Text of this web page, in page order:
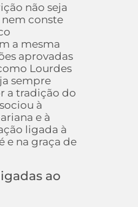
não seja
conste
a mesma
aprovadas
Lourdes
sempre
a tradição do
à
e à
ligada à
e na graça de
ao